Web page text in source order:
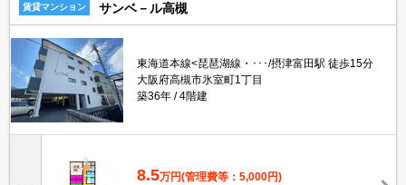
賃貸マンション サンベ－ル高槻
東海道本線<琵琶湖線・･･･/摂津富田駅 徒歩15分
大阪府高槻市氷室町1丁目
築36年
4階建
8.5万円(管理費等：5,000円)